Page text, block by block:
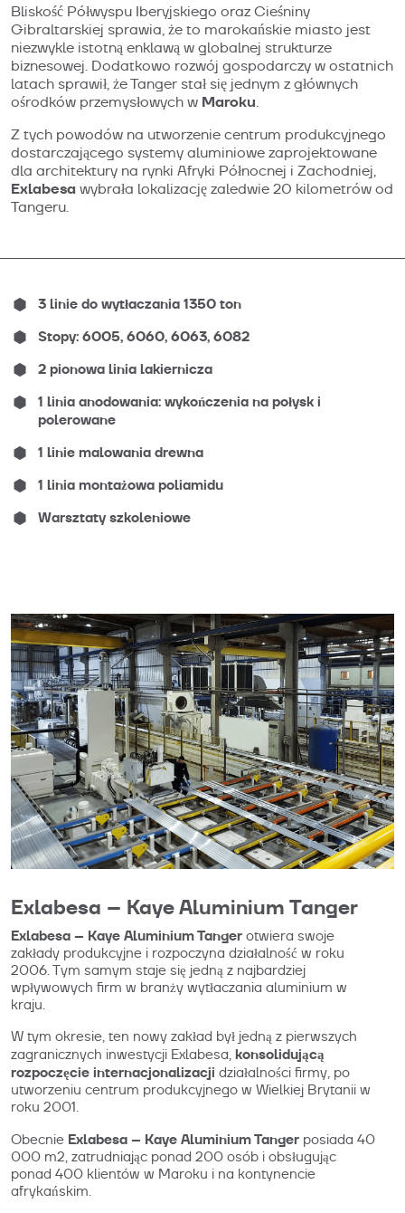
Bliskość Półwyspu Iberyjskiego oraz Cieśniny
Gibraltarskiej sprawia, że to marokańskie miasto jest
niezwykle istotną enklawą w globalnej strukturze
biznesowej. Dodatkowo rozwój gospodarczy w ostatnich
latach sprawił, że Tanger stał się jednym z głównych
ośrodków przemysłowych w Maroku.
Z tych powodów na utworzenie centrum produkcyjnego
dostarczającego systemy aluminiowe zaprojektowane
dla architektury na rynki Afryki Północnej i Zachodniej,
Exlabesa wybrała lokalizację zaledwie 20 kilometrów od
Tangeru.
3 linie do wytłaczania 1350 ton
Stopy: 6005, 6060, 6063, 6082
2 pionowa linia lakiernicza
1 linia anodowania: wykończenia na połysk i
polerowane
1 linie malowania drewna
1 linia montażowa poliamidu
Warsztaty szkoleniowe
Exlabesa – Kaye Aluminium Tanger
Exlabesa – Kaye Aluminium Tanger otwiera swoje
zakłady produkcyjne i rozpoczyna działalność w roku
2006. Tym samym staje się jedną z najbardziej
wpływowych firm w branży wytłaczania aluminium w
kraju.
W tym okresie, ten nowy zakład był jedną z pierwszych
zagranicznych inwestycji Exlabesa, konsolidującą
rozpoczęcie internacjonalizacji działalności firmy, po
utworzeniu centrum produkcyjnego w Wielkiej Brytanii w
roku 2001.
Obecnie Exlabesa – Kaye Aluminium Tanger posiada 40
000 m2, zatrudniając ponad 200 osób i obsługując
ponad 400 klientów w Maroku i na kontynencie
afrykańskim.